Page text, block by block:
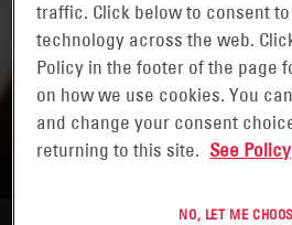
traffic. Click below to consent
technology across the web.
Policy in the footer of the page
on how we use cookies. You
and change your consent
returning to this site. See Policy
NO, LET ME